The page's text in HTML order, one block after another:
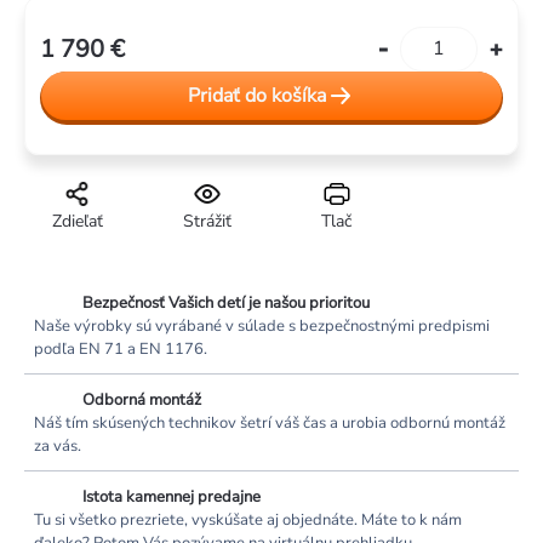
Tlač
Strážiť
Zdieľať
1 790 €
cena:Pridať do košíka
Bezpečnosť Vašich detí je našou prioritou
Naše výrobky sú vyrábané v súlade s bezpečnostnými predpismi
podľa EN 71 a EN 1176.
Odborná montáž
Náš tím skúsených technikov šetrí váš čas a urobia odbornú montáž
za vás.
Istota kamennej predajne
Tu si všetko prezriete, vyskúšate aj objednáte. Máte to k nám